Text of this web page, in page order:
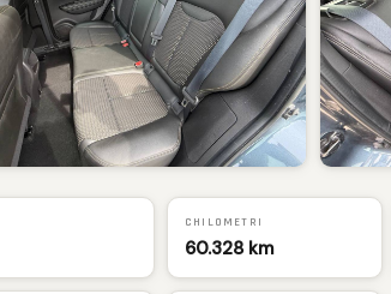
CHILOMETRI
60.328 km